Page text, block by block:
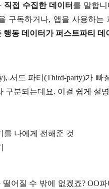
직접 수집한 데이터 를 말합
구독하거나, 앱을 사용하
동 데이터가 퍼스트파티 데
서드 파티(Third-party)가
구분되는데요. 이걸 쉽게 설
를 나에게 전해준 것
어질 수 밖에 없겠죠? OO